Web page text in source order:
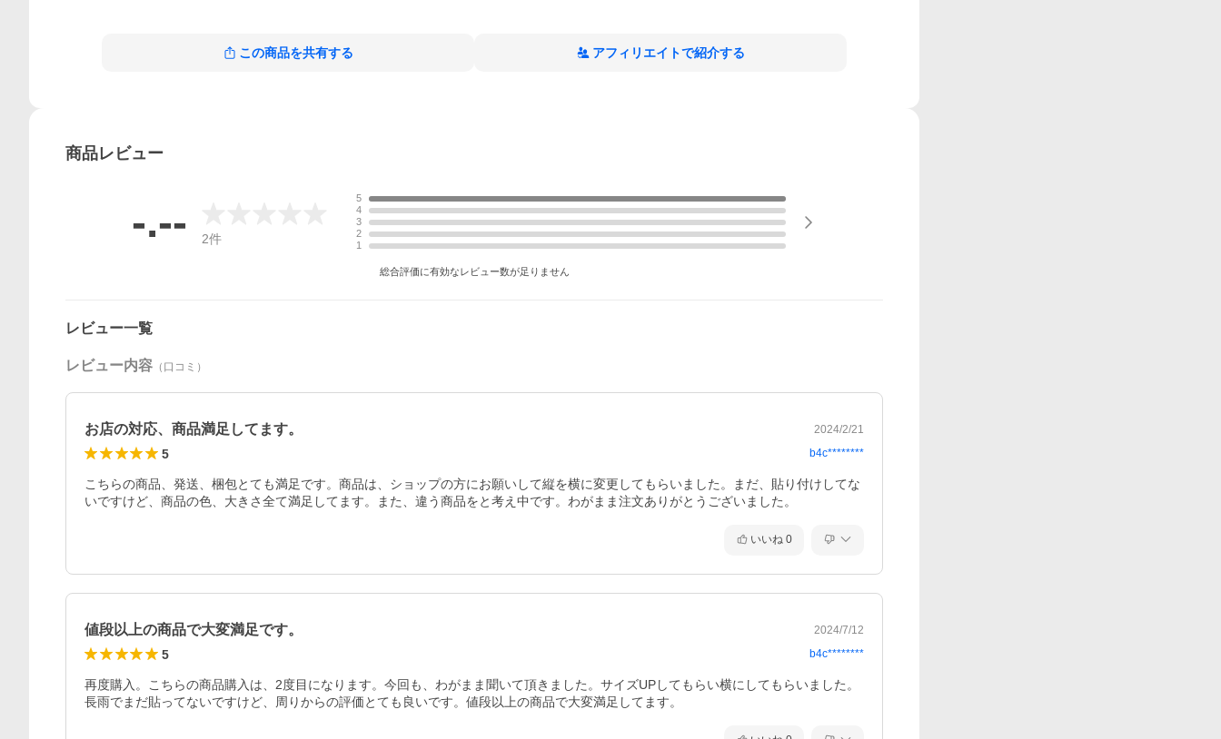
この商品を共有する アフィリエイトで紹介する
商品レビュー
-.-- 2件
5
4
3
2
1
総合評価に有効なレビュー数が足りません
レビュー一覧
レビュー内容 （口コミ）
お店の対応、商品満足してます。 2024/2/21
5 b4c********
こちらの商品、発送、梱包とても満足です。商品は、ショップの方にお願いして縦を横に変更してもらいました。まだ、貼り付けしてな
いですけど、商品の色、大きさ全て満足してます。また、違う商品をと考え中です。わがまま注文ありがとうございました。
いいね 0
値段以上の商品で大変満足です。 2024/7/12
5 b4c********
再度購入。こちらの商品購入は、2度目になります。今回も、わがまま聞いて頂きました。サイズUPしてもらい横にしてもらいました。
長雨でまだ貼ってないですけど、周りからの評価とても良いです。値段以上の商品で大変満足してます。